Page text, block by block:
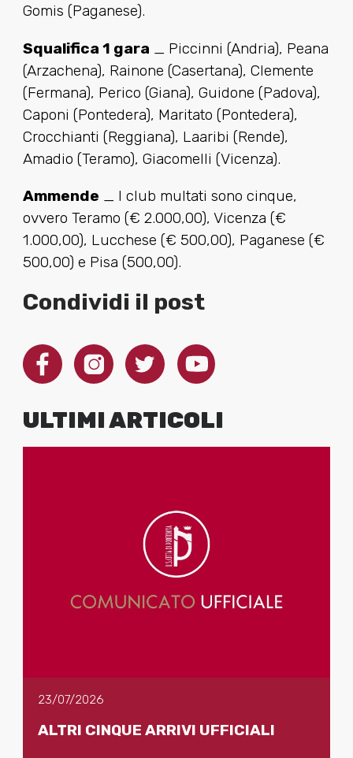
Gomis (Paganese).
Squalifica 1 gara _ Piccinni (Andria), Peana
(Arzachena), Rainone (Casertana), Clemente
(Fermana), Perico (Giana), Guidone (Padova),
Caponi (Pontedera), Maritato (Pontedera),
Crocchianti (Reggiana), Laaribi (Rende),
Amadio (Teramo), Giacomelli (Vicenza).
Ammende _ I club multati sono cinque,
ovvero Teramo (€ 2.000,00), Vicenza (€
1.000,00), Lucchese (€ 500,00), Paganese (€
500,00) e Pisa (500,00).
Condividi il post
ULTIMI ARTICOLI
23/07/2026
ALTRI CINQUE ARRIVI UFFICIALI